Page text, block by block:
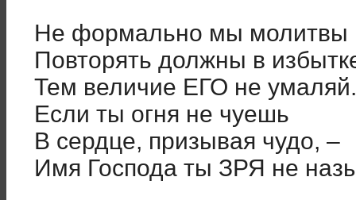
Не формально мы молитвы
Повторять должны в
Тем величие ЕГО не умаляй.
Если ты огня не чуешь
В сердце, призывая чудо, –
Имя Господа ты ЗРЯ не